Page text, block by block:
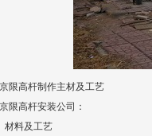
限高杆制作主材及工艺
限高杆安装公司 ：
材料及工艺